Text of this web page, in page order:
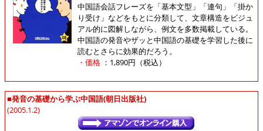
中国語会話フレーズを「基本文型」「連句」「掛か
り受け」などをもとに分類して、文章構造をビジュ
アル的に図解しながら、例文を多数掲載している。
中国語の発音やザッと中国語の基礎を学習した後に
読むとさらに効果的だろう。
・価格 ：1,890円（税込）
■発音の基礎から学ぶ中国語(朝日出版社)
(2005.1.2)